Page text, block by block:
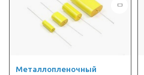
Металлопленочный